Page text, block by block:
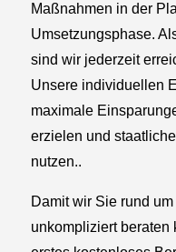
Maßnahmen in der
Umsetzungsphase.
sind wir jederzeit
Unsere individuellen
maximale
erzielen und
nutzen..
Damit wir Sie rund
unkompliziert beraten